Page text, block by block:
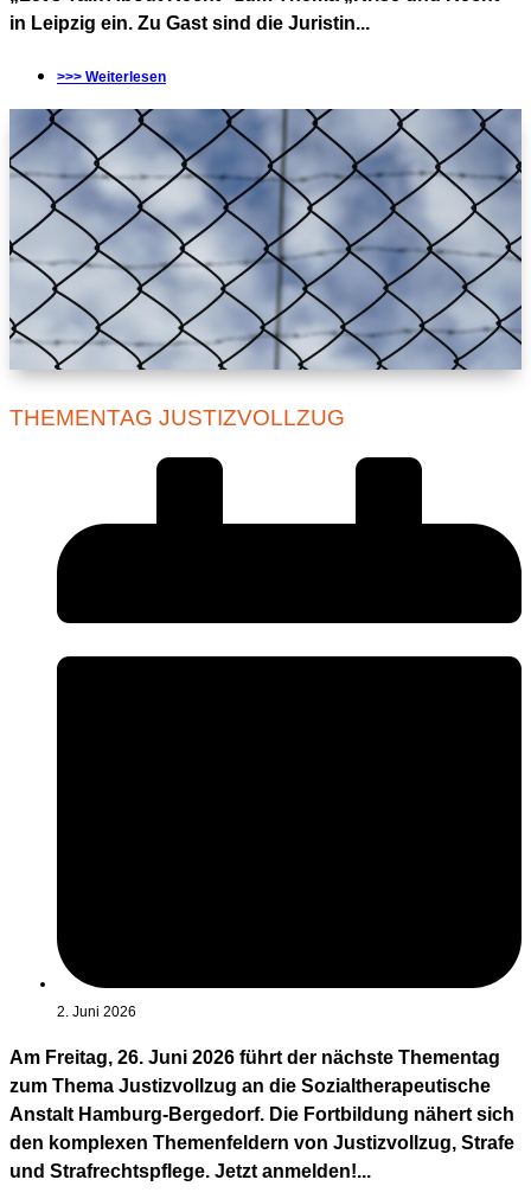
in Leipzig ein. Zu Gast sind die Juristin...
>>> Weiterlesen
THEMENTAG JUSTIZVOLLZUG
2. Juni 2026
Am Freitag, 26. Juni 2026 führt der nächste Thementag
zum Thema Justizvollzug an die Sozialtherapeutische
Anstalt Hamburg-Bergedorf. Die Fortbildung nähert sich
den komplexen Themenfeldern von Justizvollzug, Strafe
und Strafrechtspflege. Jetzt anmelden!...